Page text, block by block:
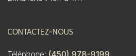
CONTACTEZ-NOUS
Téléphone: (450) 978-9199